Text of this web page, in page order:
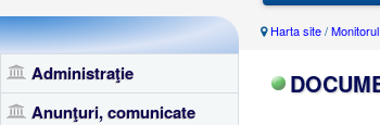
Administraţie
Anunţuri, comunicate
Harta site/